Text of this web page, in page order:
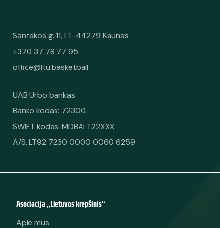
Santakos g. 11, LT-44279 Kaunas
+370 37 78 77 95
office@ltu.basketball
UAB Urbo bankas
Banko kodas: 72300
SWIFT kodas: MDBALT22XXX
A/S. LT92 7230 0000 0060 6259
Asociacija „Lietuvos krepšinis“
Apie mus